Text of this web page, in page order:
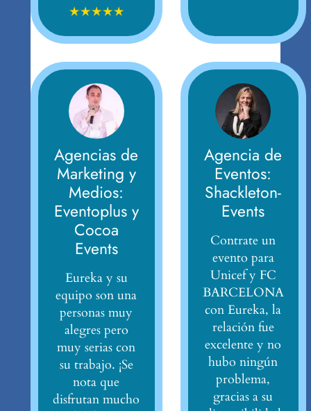
★★★★★
Agencias de
Marketing y
Medios:
Eventoplus y
Cocoa
Events
Eureka y su
equipo son una
personas muy
alegres pero
muy serias con
su trabajo. ¡Se
nota que
disfrutan mucho
Agencia de
Eventos:
Shackleton-
Events
Contrate un
evento para
Unicef y FC
BARCELONA
con Eureka, la
relación fue
excelente y no
hubo ningún
problema,
gracias a su